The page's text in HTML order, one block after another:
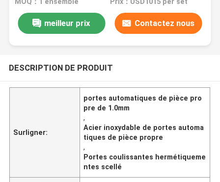
MOQ：1 ensemble Prix：USD1015 per set
meilleur prix Contactez nous
DESCRIPTION DE PRODUIT
Surligner:
portes automatiques de pièce pro
pre de 1.0mm
,
Acier inoxydable de portes automa
tiques de pièce propre
,
Portes coulissantes hermétiqueme
ntes scellé